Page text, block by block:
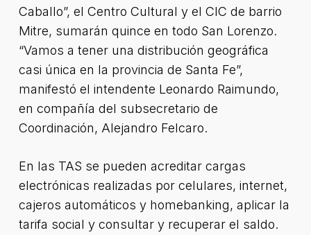
Caballo”, el Centro Cultural y el CIC de barrio
Mitre, sumarán quince en todo San Lorenzo.
“Vamos a tener una distribución geográfica
casi única en la provincia de Santa Fe”,
manifestó el intendente Leonardo Raimundo,
en compañía del subsecretario de
Coordinación, Alejandro Felcaro.
En las TAS se pueden acreditar cargas
electrónicas realizadas por celulares, internet,
cajeros automáticos y homebanking, aplicar la
tarifa social y consultar y recuperar el saldo.